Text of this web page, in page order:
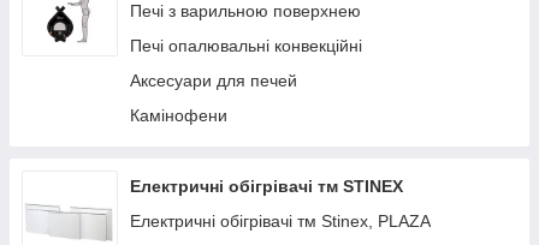
Печі з варильною поверхнею
Печі опалювальні конвекційні
Аксесуари для печей
Камінофени
Електричні обігрівачі тм STINEX
Електричні обігрівачі тм Stinex, PLAZA